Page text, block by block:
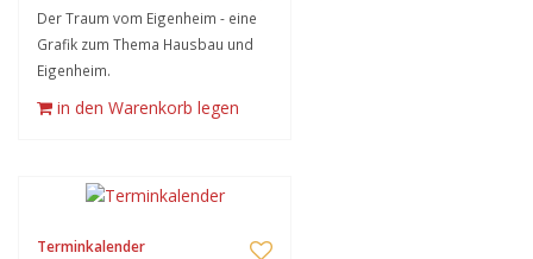
Der Traum vom Eigenheim - eine
Grafik zum Thema Hausbau und
Eigenheim.
in den Warenkorb legen
Terminkalender